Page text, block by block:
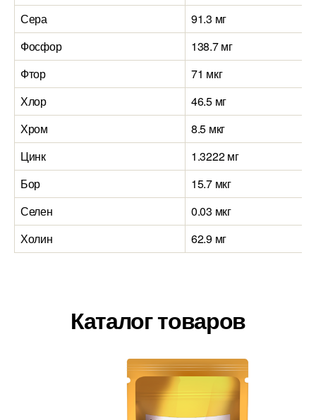
Сера
91.3 мг
Фосфор
138.7 мг
Фтор
71 мкг
Хлор
46.5 мг
Хром
8.5 мкг
Цинк
1.3222 мг
Бор
15.7 мкг
Селен
0.03 мкг
Холин
62.9 мг
Каталог товаров